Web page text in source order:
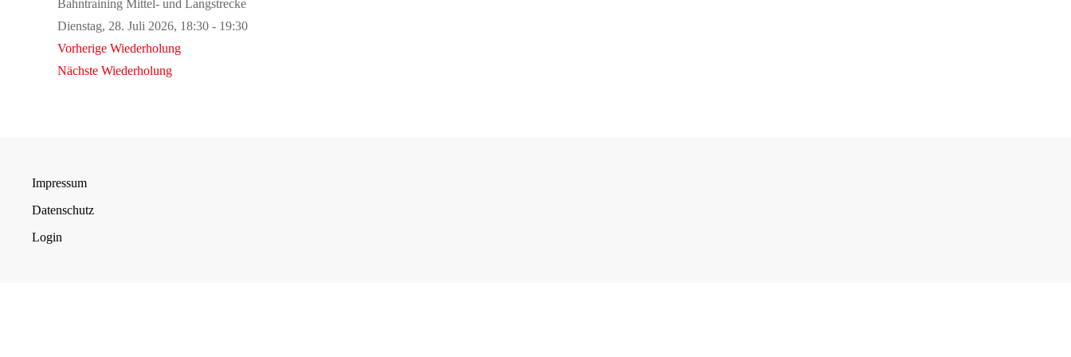
Bahntraining Mittel- und Langstrecke
Dienstag, 28. Juli 2026, 18:30 - 19:30
Vorherige Wiederholung
Nächste Wiederholung
Impressum
Datenschutz
Login